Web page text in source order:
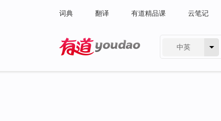
词典 翻译 有道精品课 云笔记
中英